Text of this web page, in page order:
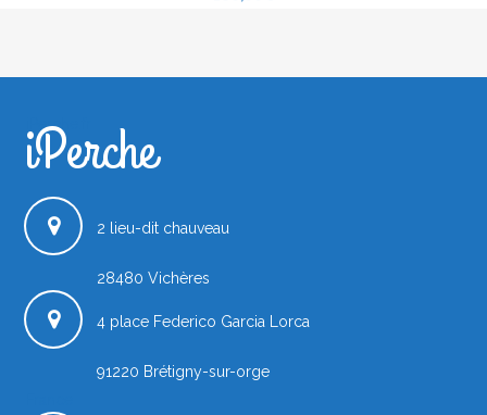
iPerche.fr
iPerche
2 lieu-dit chauveau
28480 Vichères
4 place Federico Garcia Lorca
91220 Brétigny-sur-orge